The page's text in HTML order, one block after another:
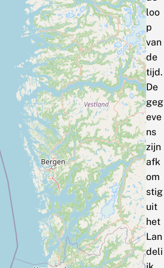
loo
p
van
de
tijd.
De
geg
eve
ns
zijn
afk
om
stig
uit
het
Lan
deli